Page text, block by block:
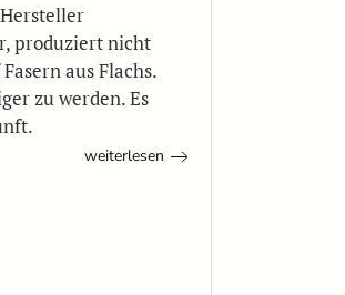
produziert nicht
aus Flachs.
zu werden. Es
weiterlesen